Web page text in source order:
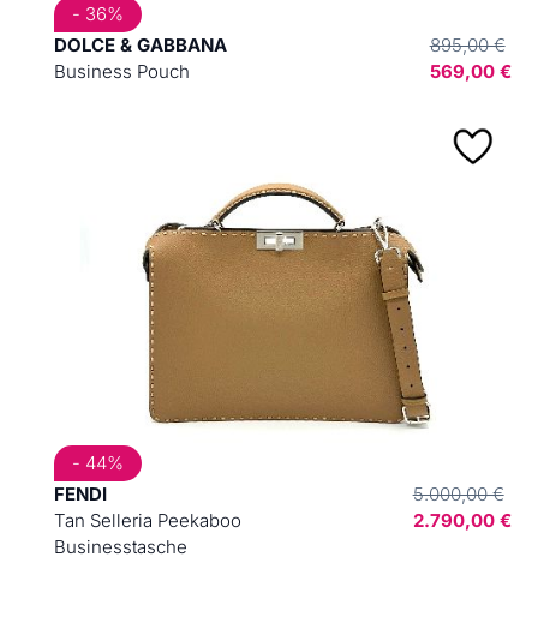
DOLCE & GABBANA
Business Pouch
895,00 €
569,00 €
- 36%
FENDI
Tan Selleria Peekaboo
Businesstasche
5.000,00 €
2.790,00 €
- 44%